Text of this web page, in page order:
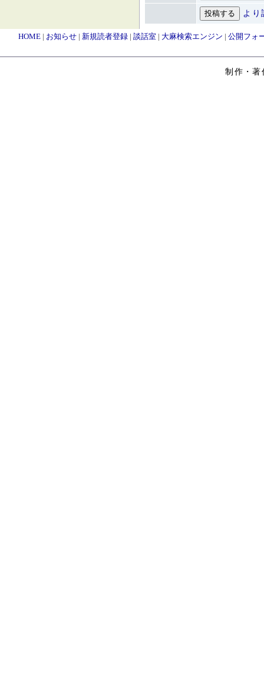
より
HOME | お知らせ | 新規読者登録 | 談話室 | 大麻検索エンジン | 公開フォ
制作・